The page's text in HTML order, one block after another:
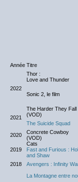
Année Titre
2022
Thor :
Love and Thunder
Sonic 2, le film
2021
The Harder They Fall
(VOD)
The Suicide Squad
2020
Concrete Cowboy
(VOD)
2019
Cats
Fast and Furious :
and Shaw
2018
Avengers : Infinity
La Montagne entre